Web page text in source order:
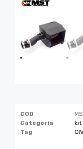
COD
Categoria
kit
Tag